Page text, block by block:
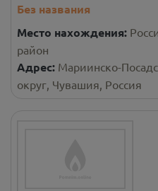
Без названия
Место нахождения:
район
Адрес: Мариинско-
округ, Чувашия, Россия